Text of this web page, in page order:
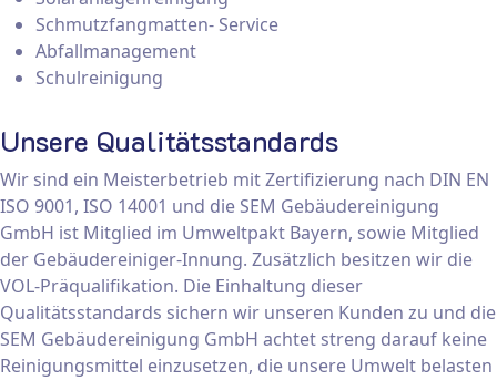
Schmutzfangmatten- Service
Abfallmanagement
Schulreinigung
Unsere Qualitätsstandards
Wir sind ein Meisterbetrieb mit Zertifizierung nach DIN EN
ISO 9001, ISO 14001 und die SEM Gebäudereinigung
GmbH ist Mitglied im Umweltpakt Bayern, sowie Mitglied
der Gebäudereiniger-Innung. Zusätzlich besitzen wir die
VOL-Präqualifikation. Die Einhaltung dieser
Qualitätsstandards sichern wir unseren Kunden zu und die
SEM Gebäudereinigung GmbH achtet streng darauf keine
Reinigungsmittel einzusetzen, die unsere Umwelt belasten